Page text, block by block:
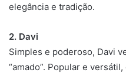
elegância e tradição.
2. Davi
Simples e poderoso, Davi
“amado”. Popular e